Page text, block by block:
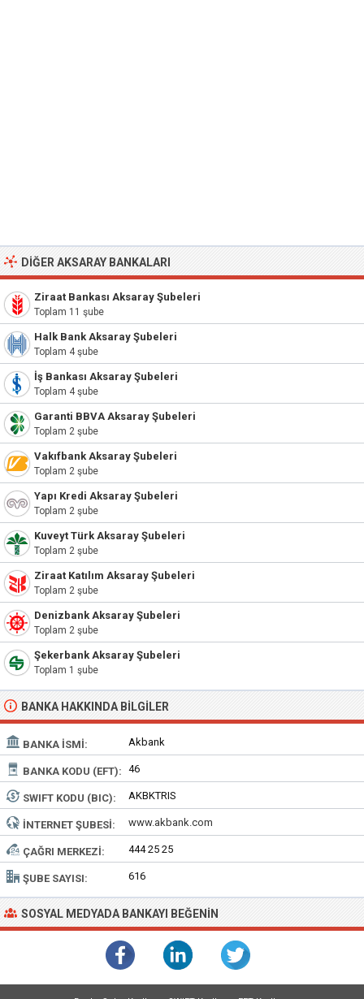
DIĞER AKSARAY BANKALARI
Ziraat Bankası Aksaray Şubeleri
Toplam 11 şube
Halk Bank Aksaray Şubeleri
Toplam 4 şube
İş Bankası Aksaray Şubeleri
Toplam 4 şube
Garanti BBVA Aksaray Şubeleri
Toplam 2 şube
Vakıfbank Aksaray Şubeleri
Toplam 2 şube
Yapı Kredi Aksaray Şubeleri
Toplam 2 şube
Kuveyt Türk Aksaray Şubeleri
Toplam 2 şube
Ziraat Katılım Aksaray Şubeleri
Toplam 2 şube
Denizbank Aksaray Şubeleri
Toplam 2 şube
Şekerbank Aksaray Şubeleri
Toplam 1 şube
BANKA HAKKINDA BILGILER
BANKA İSMI: Akbank
BANKA KODU (EFT): 46
SWIFT KODU (BIC): AKBKTRIS
İNTERNET ŞUBESI: www.akbank.com
ÇAĞRI MERKEZI: 444 25 25
ŞUBE SAYISI: 616
SOSYAL MEDYADA BANKAYI BEĞENIN